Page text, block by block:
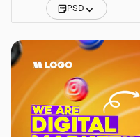
PSD